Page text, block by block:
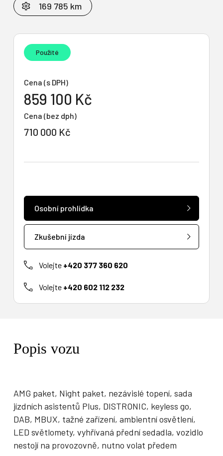
169 785 km
Použité
Cena (s DPH)
859 100 Kč
Cena (bez dph)
710 000 Kč
Osobní prohlídka
Zkušební jízda
Volejte +420 377 360 620
Volejte +420 602 112 232
Popis vozu
AMG paket, Night paket, nezávislé topení, sada
jízdních asistentů Plus, DISTRONIC, keyless go,
DAB, MBUX, tažné zařízení, ambientní osvětlení,
LED světlomety, vyhřívaná přední sedadla, vozidlo
nestojí na provozovně, nutno volat předem